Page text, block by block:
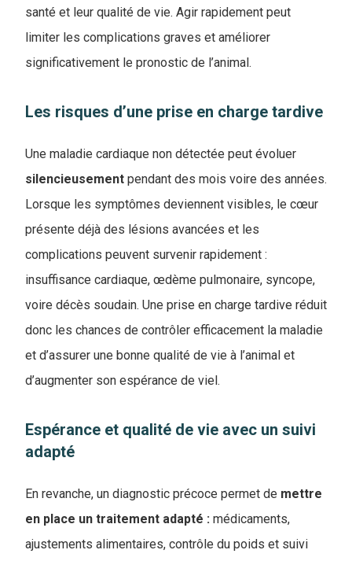
santé et leur qualité de vie. Agir rapidement peut
limiter les complications graves et améliorer
significativement le pronostic de l’animal.
Les risques d’une prise en charge tardive
Une maladie cardiaque non détectée peut évoluer
silencieusement pendant des mois voire des années.
Lorsque les symptômes deviennent visibles, le cœur
présente déjà des lésions avancées et les
complications peuvent survenir rapidement :
insuffisance cardiaque, œdème pulmonaire, syncope,
voire décès soudain. Une prise en charge tardive réduit
donc les chances de contrôler efficacement la maladie
et d’assurer une bonne qualité de vie à l’animal et
d’augmenter son espérance de viel.
Espérance et qualité de vie avec un suivi
adapté
En revanche, un diagnostic précoce permet de mettre
en place un traitement adapté : médicaments,
ajustements alimentaires, contrôle du poids et suivi